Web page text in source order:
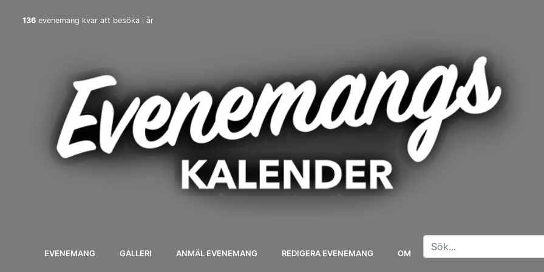
136 evenemang kvar att besöka i år
EVENEMANG GALLERI ANMÄL EVENEMANG REDIGERA EVENEMANG OM